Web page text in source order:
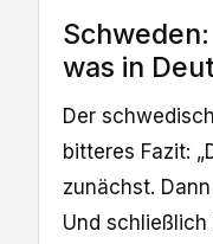
was in
Der
bitteres Fazit:
zunächst.
Und